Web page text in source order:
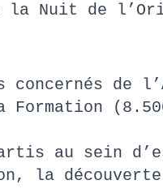
Nuit de
concernés de
au sein
la